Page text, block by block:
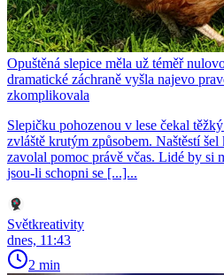
Opuštěná slepice měla už téměř
dramatické záchraně vyšla najevo
zkomplikovala
Slepičku pohozenou v lese čekal
zvláště krutým způsobem. Naštěstí
zavolal pomoc právě včas. Lidé by si
jsou-li schopni se [...]...
Světkreativity
dnes, 11:43
2 min